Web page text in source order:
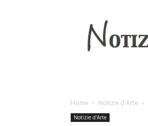
Home Notizie d'Arte
Notizie d'Arte